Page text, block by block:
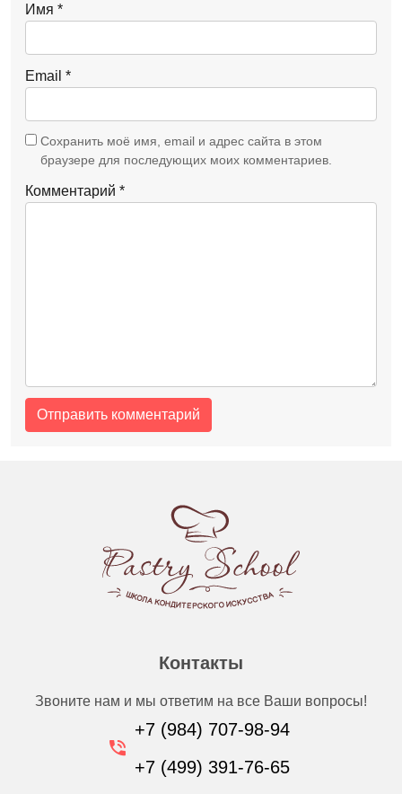
Комментарий *
Имя *
Email *
Сохранить моё имя, email и адрес сайта в этом
браузере для последующих моих комментариев.
Контакты
Звоните нам и мы ответим на все Ваши вопросы!
+7 (984) 707-98-94
+7 (499) 391-76-65